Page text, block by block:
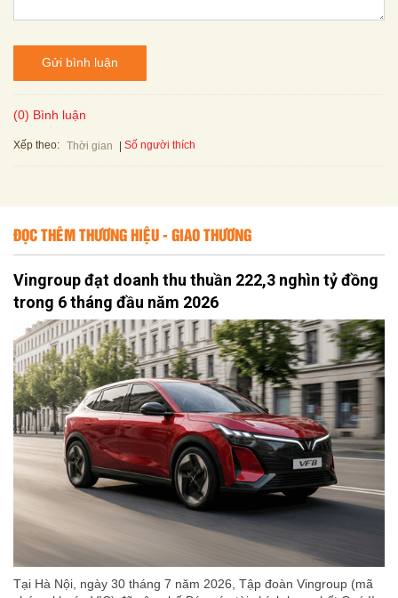
Gửi bình luận
(0) Bình luận
Xếp theo: Thời gian Số người thích
ĐỌC THÊM THƯƠNG HIỆU - GIAO THƯƠNG
Vingroup đạt doanh thu thuần 222,3 nghìn tỷ đồng
trong 6 tháng đầu năm 2026
Tại Hà Nội, ngày 30 tháng 7 năm 2026, Tập đoàn Vingroup (mã